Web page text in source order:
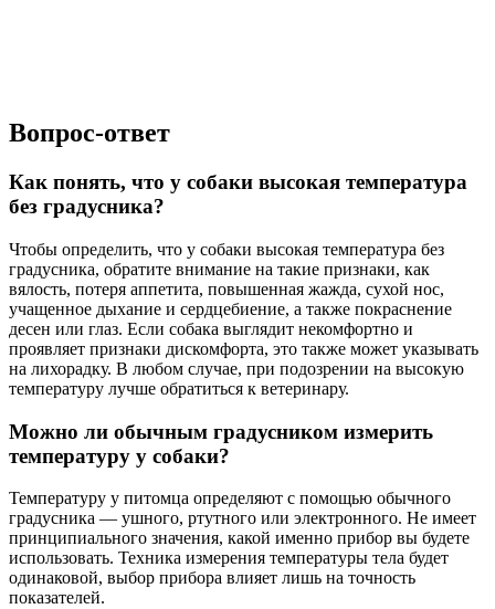
Вопрос-ответ
Как понять, что у собаки высокая температура
без градусника?
Чтобы определить, что у собаки высокая температура без
градусника, обратите внимание на такие признаки, как
вялость, потеря аппетита, повышенная жажда, сухой нос,
учащенное дыхание и сердцебиение, а также покраснение
десен или глаз. Если собака выглядит некомфортно и
проявляет признаки дискомфорта, это также может указывать
на лихорадку. В любом случае, при подозрении на высокую
температуру лучше обратиться к ветеринару.
Можно ли обычным градусником измерить
температуру у собаки?
Температуру у питомца определяют с помощью обычного
градусника — ушного, ртутного или электронного. Не имеет
принципиального значения, какой именно прибор вы будете
использовать. Техника измерения температуры тела будет
одинаковой, выбор прибора влияет лишь на точность
показателей.